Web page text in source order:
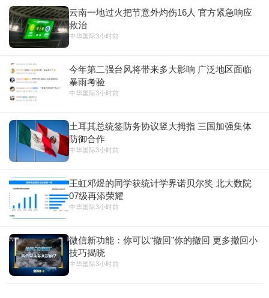
云南一地过火把节意外灼伤16人 官方紧急响应
救治
中华国际3小时前
今年第二强台风将带来多大影响 广泛地区面临
暴雨考验
中华国际3小时前
土耳其总统签防务协议竖大拇指 三国加强集体
防御合作
中华国际3小时前
王虹邓煜的同学获统计学界诺贝尔奖 北大数院
07级再添荣耀
中华国际3小时前
微信新功能：你可以“撤回”你的撤回 更多撤回小
技巧揭晓
中华国际3小时前